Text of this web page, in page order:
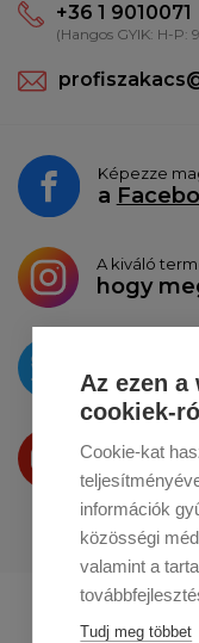
Az ezen
cookiek-ról
Cookie-kat
információk
közösségi
valamint a
Tudj meg többet
+36 1 9010071
(Hangos GYIK: H-P:
Képezze
a
A kiváló
hogy
a
a